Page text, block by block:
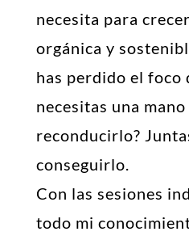
necesita para
orgánica y
has perdido el foco
necesitas una
reconducirlo?
conseguirlo.
Con las sesiones
todo mi